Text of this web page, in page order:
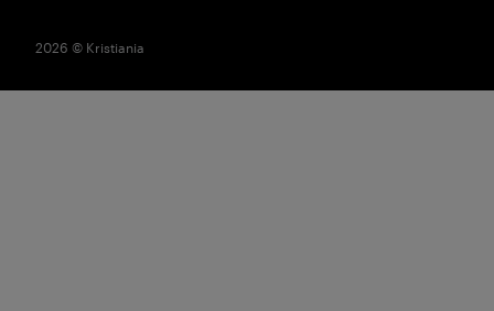
2026 © Kristiania